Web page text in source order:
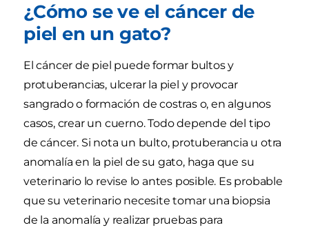
¿Cómo se ve el cáncer de
piel en un gato?
El cáncer de piel puede formar bultos y
protuberancias, ulcerar la piel y provocar
sangrado o formación de costras o, en algunos
casos, crear un cuerno. Todo depende del tipo
de cáncer. Si nota un bulto, protuberancia u otra
anomalía en la piel de su gato, haga que su
veterinario lo revise lo antes posible. Es probable
que su veterinario necesite tomar una biopsia
de la anomalía y realizar pruebas para